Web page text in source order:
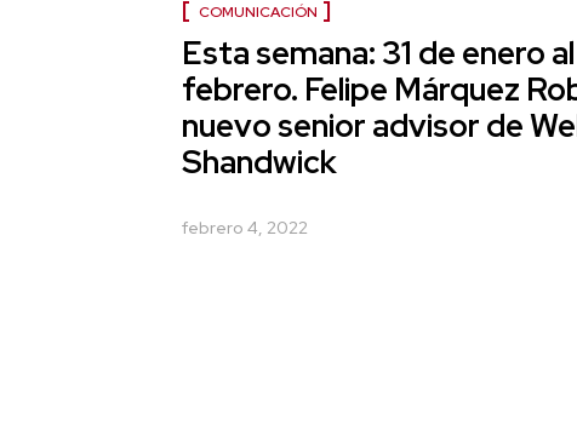
COMUNICACIÓN
Esta semana: 31 de enero
febrero. Felipe Márquez
nuevo senior advisor de
Shandwick
febrero 4, 2022